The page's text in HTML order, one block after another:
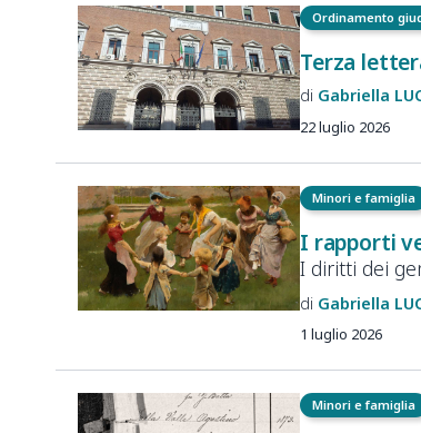
Ordinamento
Terza
Gabriella
22 luglio 2026
Minori e famiglia
I rapporti
I diritti dei
Gabriella
1 luglio 2026
Minori e famiglia